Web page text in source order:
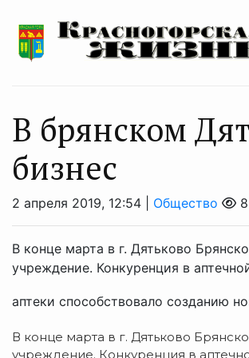
В брянском
бизнес
2 апреля 2019, 12:54 | Общество
В конце марта в г. Дятьково
учреждение. Конкуренция в
аптеки способствовало созданию
В конце марта в г. Дятьково
учреждение. Конкуренция в